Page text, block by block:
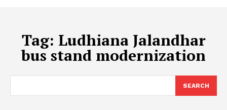
Tag: Ludhiana Jalandhar
bus stand modernization
SEARCH